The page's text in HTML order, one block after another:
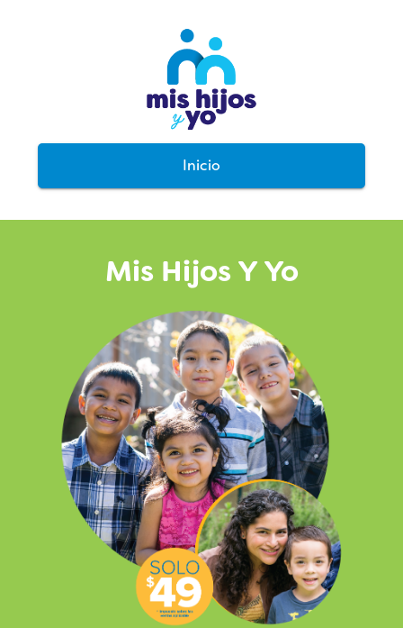
Inicio
Mis Hijos Y Yo